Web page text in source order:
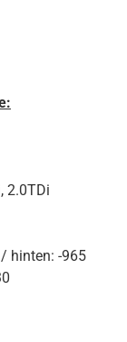
2.0TDi
hinten: -965